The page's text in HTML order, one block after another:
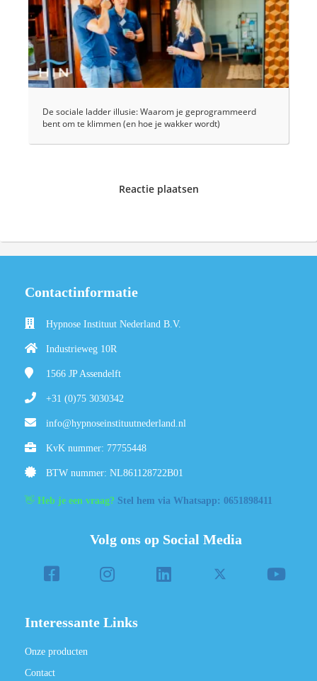
De sociale ladder illusie: Waarom je geprogrammeerd
bent om te klimmen (en hoe je wakker wordt)
Reactie plaatsen
Contactinformatie
Hypnose Instituut Nederland B.V.
Industrieweg 10R
1566 JPAssendelft
+31 (0)75 3030342
info@hypnoseinstituutnederland.nl
KvK nummer: 77755448
BTW nummer: NL861128722B01
👋 Heb je een vraag? Stel hem via Whatsapp: 0651898411
Volg ons op Social Media
Interessante Links
Onze producten
Contact